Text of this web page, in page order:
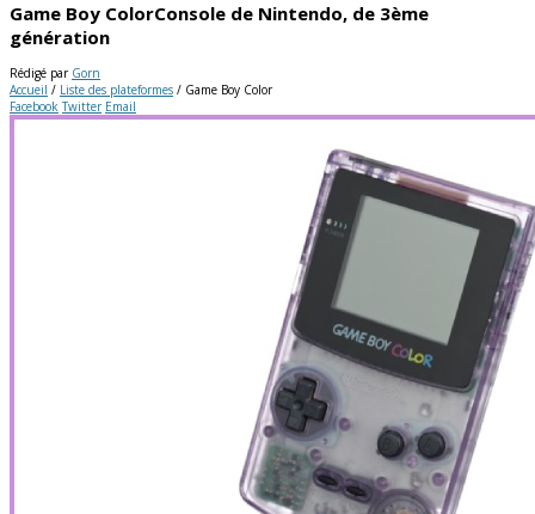
Game Boy ColorConsole de Nintendo, de 3ème
génération
Rédigé par Gorn
Accueil / Liste des plateformes / Game Boy Color
Facebook Twitter Email